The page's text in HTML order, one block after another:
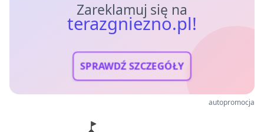
Zareklamuj się na
terazgniezno.pl!
SPRAWDŹ SZCZEGÓŁY
autopromocja